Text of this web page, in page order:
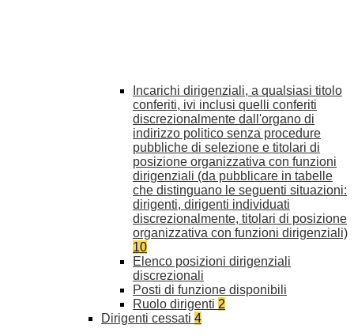
Incarichi dirigenziali, a qualsiasi titolo
conferiti, ivi inclusi quelli conferiti
discrezionalmente dall'organo di
indirizzo politico senza procedure
pubbliche di selezione e titolari di
posizione organizzativa con funzioni
dirigenziali (da pubblicare in tabelle
che distinguano le seguenti situazioni:
dirigenti, dirigenti individuati
discrezionalmente, titolari di posizione
organizzativa con funzioni dirigenziali)
10
Elenco posizioni dirigenziali
discrezionali
Posti di funzione disponibili
Ruolo dirigenti 2
Dirigenti cessati 4